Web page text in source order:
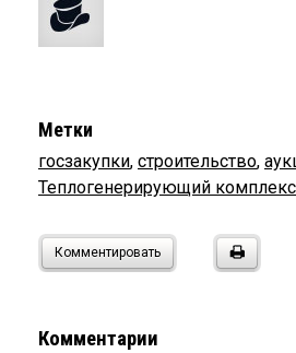
Метки
госзакупки, строительство,
Теплогенерирующий комплекс
Комментировать
Комментарии